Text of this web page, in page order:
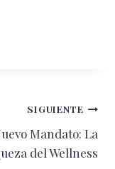
SIGUIENTE
Mandato: La
del Wellness